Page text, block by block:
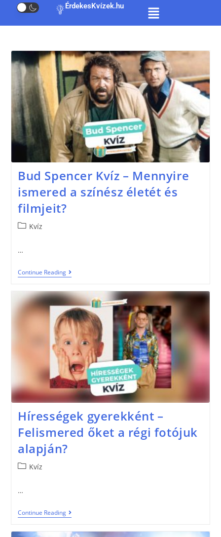
ÉrdekesKvízek.hu
Bud Spencer Kvíz – Mennyire
ismered a színész életét és
filmjeit?
Kvíz
…
Continue Reading
Hírességek gyerekként –
Felismered őket a régi fotójuk
alapján?
Kvíz
…
Continue Reading